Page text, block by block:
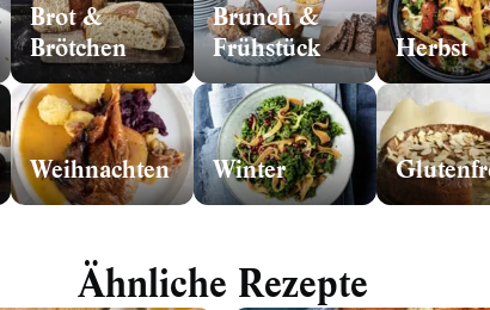
Brot &
Brötchen
Brunch &
Frühstück
Herbst
Weihnachten Winter
Ähnliche Rezepte